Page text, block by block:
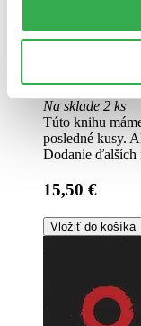
Slovenčina, 2013
Na sklade 2 ks
Túto knihu
posledné kusy.
Dodanie ďalších
15,50 €
Vložiť do košíka